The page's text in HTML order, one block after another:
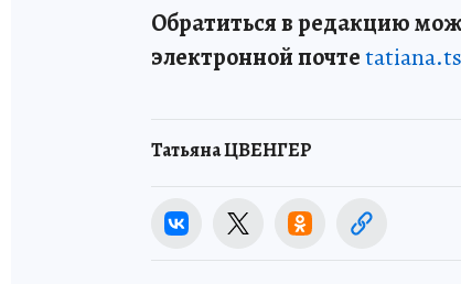
Обратиться в редакцию
электронной почте
Татьяна ЦВЕНГЕР